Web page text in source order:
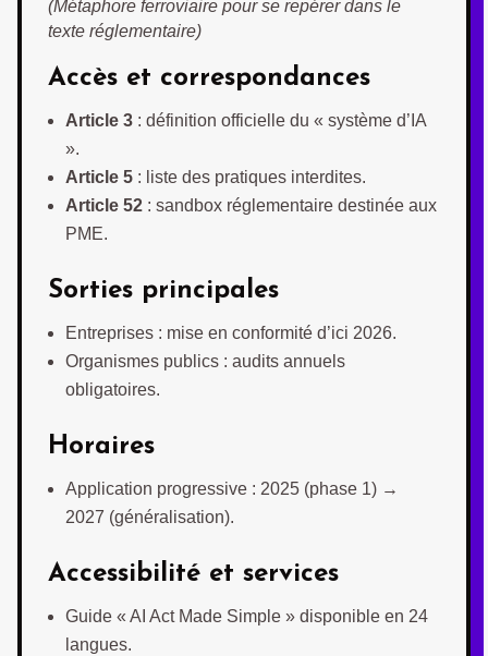
(Métaphore ferroviaire pour se repérer dans le
texte réglementaire)
Accès et correspondances
Article 3 : définition officielle du « système d’IA
».
Article 5 : liste des pratiques interdites.
Article 52 : sandbox réglementaire destinée aux
PME.
Sorties principales
Entreprises : mise en conformité d’ici 2026.
Organismes publics : audits annuels
obligatoires.
Horaires
Application progressive : 2025 (phase 1) →
2027 (généralisation).
Accessibilité et services
Guide « AI Act Made Simple » disponible en 24
langues.